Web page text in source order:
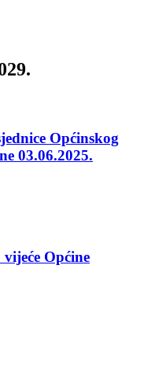
Općinskog
03.06.2025.
Općine